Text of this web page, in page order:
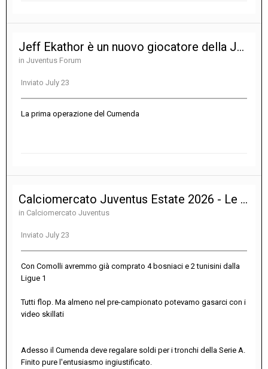
Jeff Ekathor è un nuovo giocatore della Juventus
in Juventus Forum
Inviato July 23
La prima operazione del Cumenda
Calciomercato Juventus Estate 2026 - Le notizie sulle trattative
in Calciomercato Juventus
Inviato July 23
Con Comolli avremmo già comprato 4 bosniaci e 2 tunisini dalla
Ligue 1
Tutti flop. Ma almeno nel pre-campionato potevamo gasarci con i
video skillati
Adesso il Cumenda deve regalare soldi per i tronchi della Serie A.
Finito pure l'entusiasmo ingiustificato.